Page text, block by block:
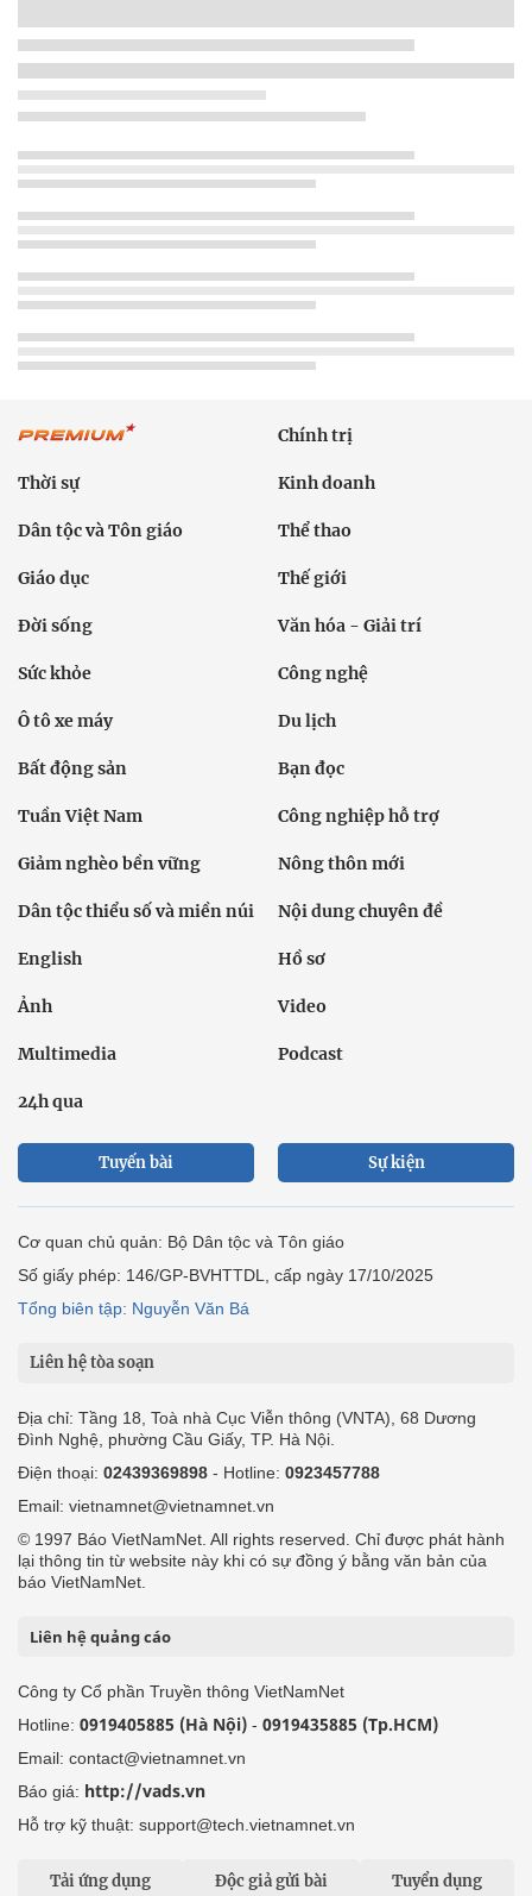
Chính trị
Thời sự Kinh doanh
Dân tộc và Tôn giáo Thể thao
Giáo dục Thế giới
Đời sống Văn hóa - Giải trí
Sức khỏe Công nghệ
Ô tô xe máy Du lịch
Bất động sản Bạn đọc
Tuần Việt Nam Công nghiệp hỗ trợ
Giảm nghèo bền vững Nông thôn mới
Dân tộc thiểu số và miền núi Nội dung chuyên đề
English Hồ sơ
Ảnh Video
Multimedia Podcast
24h qua
Tuyến bài Sự kiện
Cơ quan chủ quản: Bộ Dân tộc và Tôn giáo
Số giấy phép: 146/GP-BVHTTDL, cấp ngày 17/10/2025
Tổng biên tập: Nguyễn Văn Bá
Liên hệ tòa soạn
Địa chỉ: Tầng 18, Toà nhà Cục Viễn thông (VNTA), 68 Dương
Đình Nghệ, phường Cầu Giấy, TP. Hà Nội.
Điện thoại: 02439369898 - Hotline: 0923457788
Email: vietnamnet@vietnamnet.vn
© 1997 Báo VietNamNet. All rights reserved. Chỉ được phát hành
lại thông tin từ website này khi có sự đồng ý bằng văn bản của
báo VietNamNet.
Liên hệ quảng cáo
Công ty Cổ phần Truyền thông VietNamNet
Hotline: 0919405885 (Hà Nội) - 0919435885 (Tp.HCM)
Email: contact@vietnamnet.vn
Báo giá: http://vads.vn
Hỗ trợ kỹ thuật: support@tech.vietnamnet.vn
Tải ứng dụng Độc giả gửi bài Tuyển dụng